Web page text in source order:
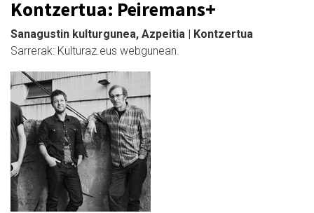
Kontzertua: Peiremans+
Sanagustin kulturgunea, Azpeitia | Kontzertua
Sarrerak: Kulturaz.eus webgunean.